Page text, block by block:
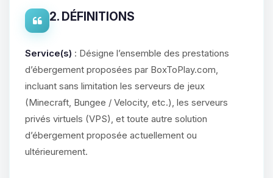
2. DÉFINITIONS
Service(s) : Désigne l’ensemble des prestations
d’ébergement proposées par BoxToPlay.com,
incluant sans limitation les serveurs de jeux
(Minecraft, Bungee / Velocity, etc.), les serveurs
privés virtuels (VPS), et toute autre solution
d’ébergement proposée actuellement ou
ultérieurement.